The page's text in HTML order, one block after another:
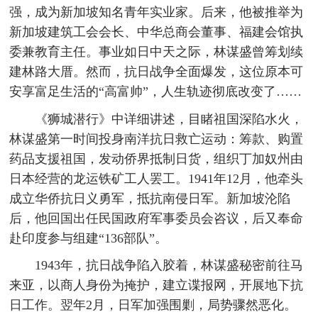
强，成为新加坡知名青年实业家。后来，他被推举为
新加坡建筑工会会长、中华总商会董事、福建会馆执
委兼教育主任。事业如日中天之际，林谋盛曾筹划续
建林路大厝。然而，抗日战争全面爆发，这位原本可
安享富足生活的“高富帅”，人生轨迹彻底改变了……
《狮城潜行》中详细讲述，目睹祖国深陷水火，
林谋盛第一时间投身南洋抗日救亡运动：筹款、购置
药品支援祖国，发动侨界抵制日货，组织丁加奴州由
日本经营的龙运铁矿工人罢工。1941年12月，他牵头
成立华侨抗日义勇军，抵抗南侵日军。新加坡沦陷
后，他回国出任民国政府军事委员会咨议，后又奉命
赴印度参与组建“136部队”。
1943年，抗日战争陷入胶着，林谋盛秘密前往马
来亚，以商人身份为掩护，建立谍报网，开展地下抗
日工作。翌年2月，日军加强围剿，局势骤然恶化。